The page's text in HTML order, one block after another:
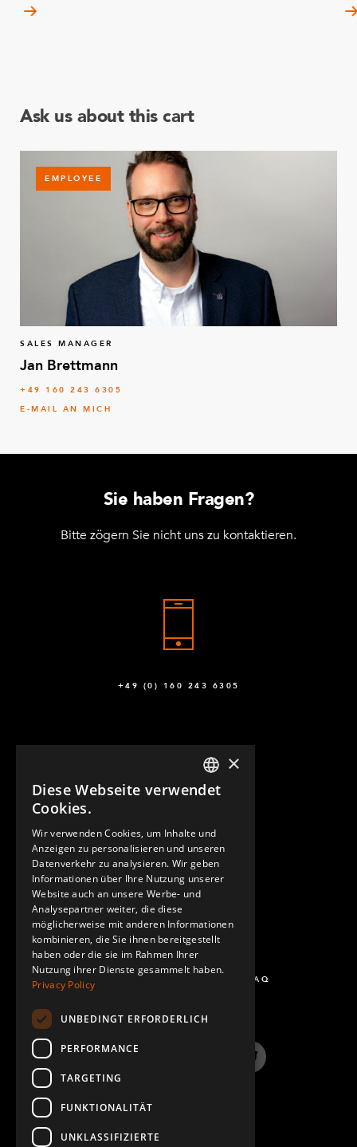
Ask us about this cart
EMPLOYEE
SALES MANAGER
Jan Brettmann
+49 160 243 6305
E-MAIL AN MICH
Sie haben Fragen?
Bitte zögern Sie nicht uns zu kontaktieren.
+49 (0) 160 243 6305
KONTAKT
FRAGEN UND ANTWORTEN - FAQ
InstagramTwitter
ENGLISH
×
Diese Webseite verwendet
Cookies.
Wir verwenden Cookies, um Inhalte und
Anzeigen zu personalisieren und unseren
Datenverkehr zu analysieren. Wir geben
Informationen über Ihre Nutzung unserer
Website auch an unsere Werbe- und
Analysepartner weiter, die diese
möglicherweise mit anderen Informationen
kombinieren, die Sie ihnen bereitgestellt
haben oder die sie im Rahmen Ihrer
Nutzung ihrer Dienste gesammelt haben.
Privacy Policy
UNBEDINGT ERFORDERLICH
PERFORMANCE
TARGETING
FUNKTIONALITÄT
UNKLASSIFIZIERTE